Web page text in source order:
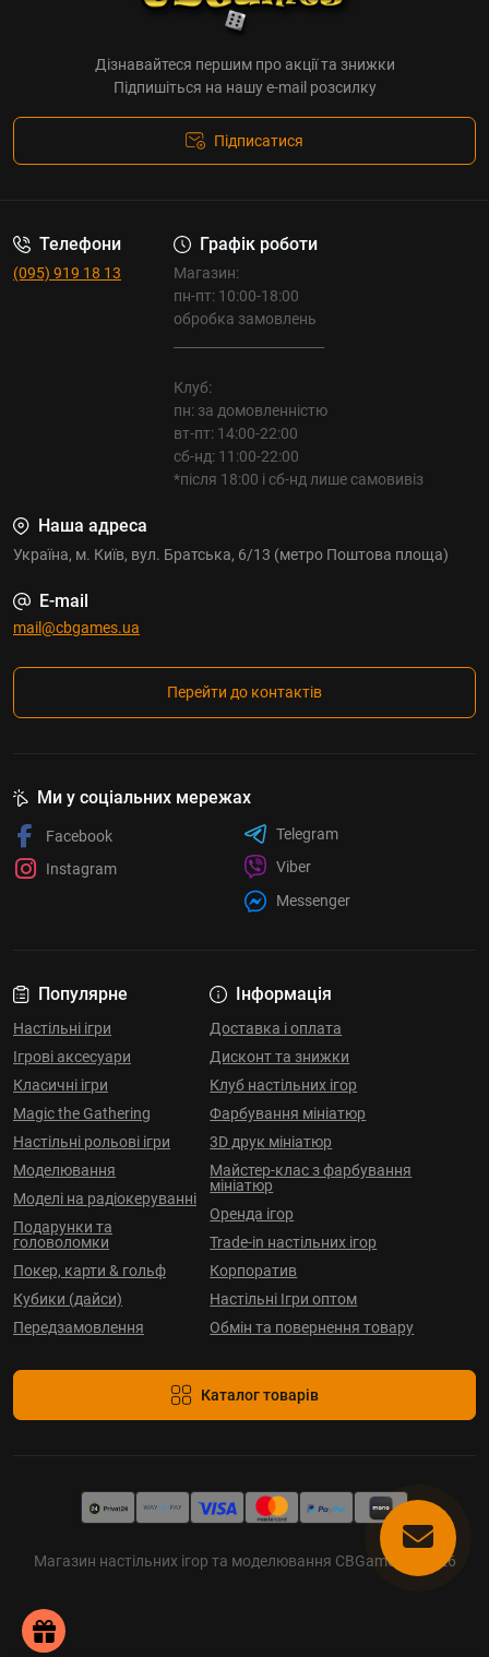
Дізнавайтеся першим про акції та знижки
Підпишіться на нашу e-mail розсилку
Підписатися
Телефони
(095) 919 18 13
Графік роботи
Магазин:
пн-пт: 10:00-18:00
обробка замовлень
Клуб:
пн: за домовленністю
вт-пт: 14:00-22:00
сб-нд: 11:00-22:00
*після 18:00 і сб-нд лише самовивіз
Наша адреса
Україна, м. Київ, вул. Братська, 6/13 (метро Поштова площа)
E-mail
mail@cbgames.ua
Перейти до контактів
Популярне
Настільні ігри
Ігрові аксесуари
Класичні ігри
Magic the Gathering
Настільні рольові ігри
Моделювання
Моделі на радіокеруванні
Подарунки та
головоломки
Покер, карти & гольф
Кубики (дайси)
Передзамовлення
Інформація
Доставка і оплата
Дисконт та знижки
Клуб настільних ігор
Фарбування мініатюр
3D друк мініатюр
Майстер-клас з фарбування
мініатюр
Оренда ігор
Trade-in настільних ігор
Корпоратив
Настільні Ігри оптом
Обмін та повернення товару
Каталог товарів
Ми у соціальних мережах
Facebook
Instagram
Telegram
Viber
Messenger
Магазин настільних ігор та моделювання CBGames © 2026